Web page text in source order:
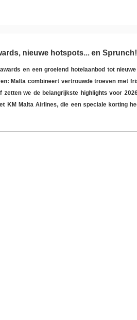
nieuwe hotspots... en
en een groeiend hotelaanbod tot
Malta combineert vertrouwde troeven met
zetten we de belangrijkste highlights voor
KM Malta Airlines, die een speciale korting